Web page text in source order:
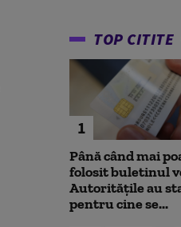
TOP CITITE
1
Până când mai
folosit buletinul
Autoritățile au
pentru cine se...